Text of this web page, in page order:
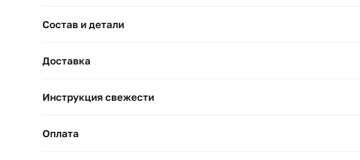
Такой букет уместен на день рождения, в знак внимания без повода
Состав и детали
Доставка
Инструкция свежести
Оплата